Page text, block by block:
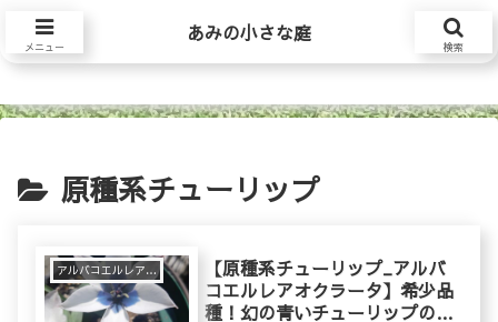
あみの小さな庭
原種系チューリップ
アルバコエルレアオクラータ
【原種系チューリップ_アルバ
コエルレアオクラータ】希少品
種！幻の青いチューリップの育
メニュー
あみの小さな庭
検索